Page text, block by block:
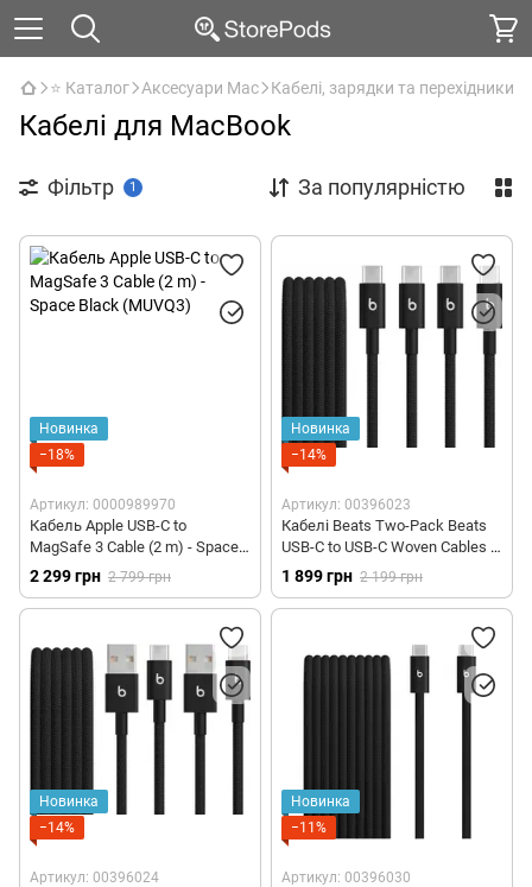
⭐ Каталог Аксесуари Mac Кабелі, зарядки та перехідники
Кабелі для MacBook
Фільтр 1 За популярністю
Новинка
−18%
Артикул: 0000989970
Кабель Apple USB-C to
MagSafe 3 Cable (2 m) - Space
Black (MUVQ3)
2 299 грн 2 799 грн
Новинка
−14%
Артикул: 00396023
Кабелі Beats Two-Pack Beats
USB-C to USB-C Woven Cables –
Bolt Black (MDGC4)
1 899 грн 2 199 грн
Новинка
−14%
Артикул: 00396024
Новинка
−11%
Артикул: 00396030